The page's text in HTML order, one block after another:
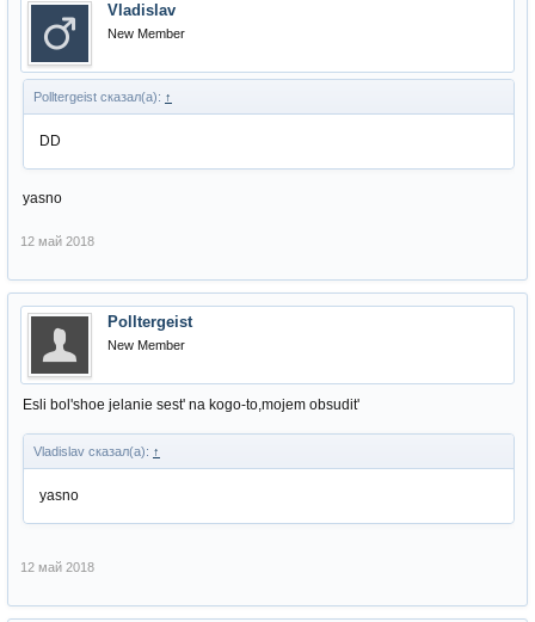
Vladislav
New Member
Polltergeist сказал(а): ↑
DD
yasno
12 май 2018
Polltergeist
New Member
Esli bol'shoe jelanie sest' na kogo-to,mojem obsudit'
Vladislav сказал(а): ↑
yasno
12 май 2018